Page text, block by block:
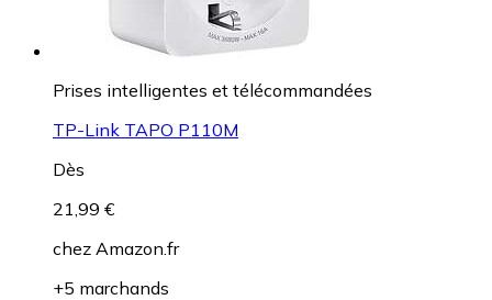
Prises intelligentes et télécommandées
TP-Link TAPO P110M
Dès
21,99 €
chez Amazon.fr
+5 marchands